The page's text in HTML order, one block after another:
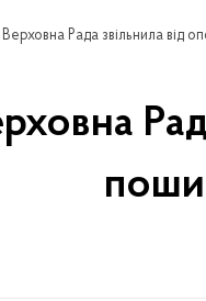
Верховна Рада звільнила від